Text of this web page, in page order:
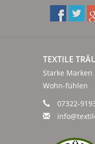
TEXTILE
Starke
Wohn-fühlen
07322-